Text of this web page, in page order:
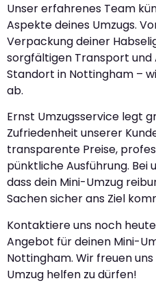
Unser erfahrenes Team
Aspekte deines Umzugs.
Verpackung deiner
sorgfältigen Transport und
Standort in Nottingham –
ab.
Ernst Umzugsservice legt
Zufriedenheit unserer
transparente Preise,
pünktliche Ausführung. Bei
dass dein Mini-Umzug
Sachen sicher ans Ziel
Kontaktiere uns noch
Angebot für deinen Mini-
Nottingham. Wir freuen
Umzug helfen zu dürfen!